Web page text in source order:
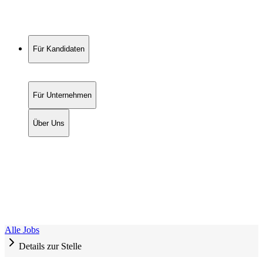
Für Kandidaten
Für Unternehmen
Über Uns
Alle Jobs
Details zur Stelle